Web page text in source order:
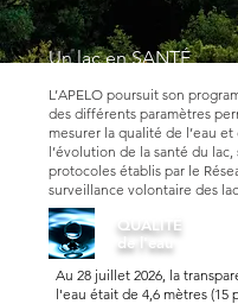
Un lac en SANTÉ
L’APELO poursuit son
des différents paramètres
mesurer la qualité de l’eau et
l’évolution de la santé du lac,
protocoles établis par le
surveillance volontaire des
QUALITÉ
de l'eau
Au 28 juillet 2026, la
l'eau était de 4,6 mètres (15